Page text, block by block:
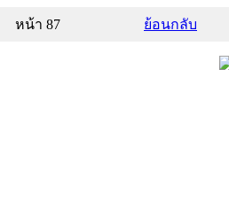
หน้า 87 ย้อนกลับ